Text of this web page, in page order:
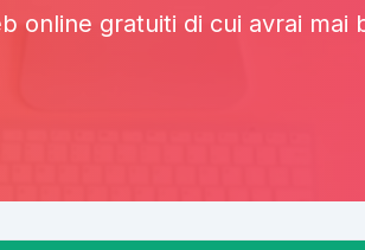
online gratuiti di cui avrai mai